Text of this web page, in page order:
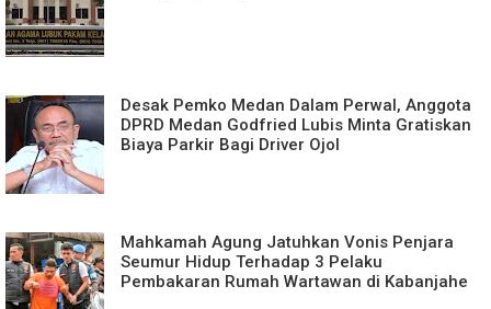
Desak Pemko Medan Dalam Perwal, Anggota
DPRD Medan Godfried Lubis Minta Gratiskan
Biaya Parkir Bagi Driver Ojol
Mahkamah Agung Jatuhkan Vonis Penjara
Seumur Hidup Terhadap 3 Pelaku
Pembakaran Rumah Wartawan di Kabanjahe